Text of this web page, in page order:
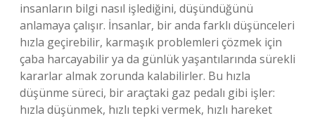
insanların bilgi nasıl işlediğini, düşündüğünü
anlamaya çalışır. İnsanlar, bir anda farklı düşünceleri
hızla geçirebilir, karmaşık problemleri çözmek için
çaba harcayabilir ya da günlük yaşantılarında sürekli
kararlar almak zorunda kalabilirler. Bu hızla
düşünme süreci, bir araçtaki gaz pedalı gibi işler:
hızla düşünmek, hızlı tepki vermek, hızlı hareket